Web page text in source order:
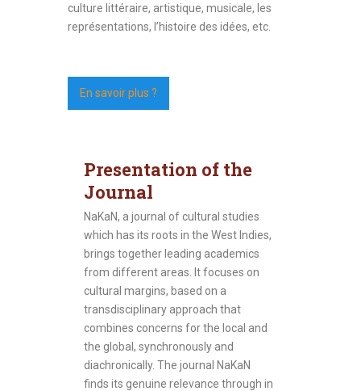
culture littéraire, artistique, musicale, les
représentations, l’histoire des idées, etc.
En savoir plus ?
Presentation of the
Journal
NaKaN, a journal of cultural studies
which has its roots in the West Indies,
brings together leading academics
from different areas. It focuses on
cultural margins, based on a
transdisciplinary approach that
combines concerns for the local and
the global, synchronously and
diachronically. The journal NaKaN
finds its genuine relevance through in